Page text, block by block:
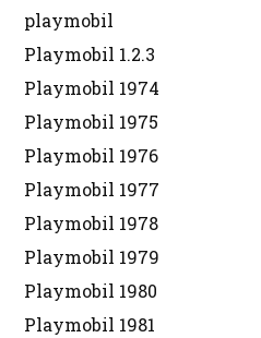
playmobil
Playmobil 1.2.3
Playmobil 1974
Playmobil 1975
Playmobil 1976
Playmobil 1977
Playmobil 1978
Playmobil 1979
Playmobil 1980
Playmobil 1981